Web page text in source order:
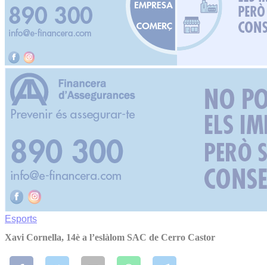
Esports
Xavi Cornella, 14è a l’eslàlom SAC de Cerro Castor